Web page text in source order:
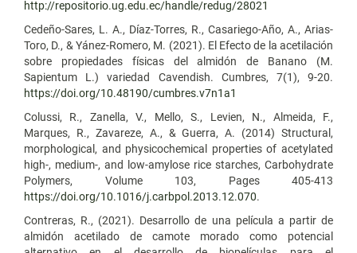
http://repositorio.ug.edu.ec/handle/redug/28021
Cedeño-Sares, L. A., Díaz-Torres, R., Casariego-Año, A., Arias-
Toro, D., & Yánez-Romero, M. (2021). El Efecto de la acetilación
sobre propiedades físicas del almidón de Banano (M.
Sapientum L.) variedad Cavendish. Cumbres, 7(1), 9-20.
https://doi.org/10.48190/cumbres.v7n1a1
Colussi, R., Zanella, V., Mello, S., Levien, N., Almeida, F.,
Marques, R., Zavareze, A., & Guerra, A. (2014) Structural,
morphological, and physicochemical properties of acetylated
high-, medium-, and low-amylose rice starches, Carbohydrate
Polymers, Volume 103, Pages 405-413
https://doi.org/10.1016/j.carbpol.2013.12.070.
Contreras, R., (2021). Desarrollo de una película a partir de
almidón acetilado de camote morado como potencial